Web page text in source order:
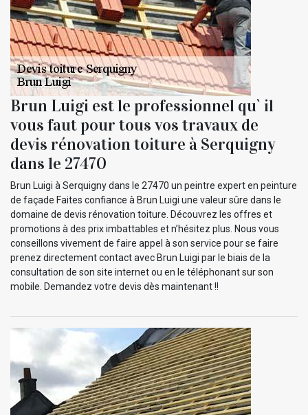
Brun Luigi est le professionnel qu` il
vous faut pour tous vos travaux de
devis rénovation toiture à Serquigny
dans le 27470
Brun Luigi à Serquigny dans le 27470 un peintre expert en peinture
de façade Faites confiance à Brun Luigi une valeur sûre dans le
domaine de devis rénovation toiture. Découvrez les offres et
promotions à des prix imbattables et n’hésitez plus. Nous vous
conseillons vivement de faire appel à son service pour se faire
prenez directement contact avec Brun Luigi par le biais de la
consultation de son site internet ou en le téléphonant sur son
mobile. Demandez votre devis dès maintenant !!